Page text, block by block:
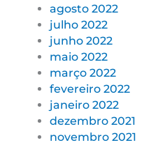
agosto 2022
julho 2022
junho 2022
maio 2022
março 2022
fevereiro 2022
janeiro 2022
dezembro 2021
novembro 2021